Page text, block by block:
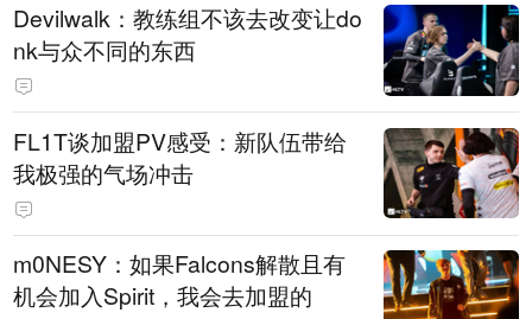
Devilwalk：教练组不该去改变让do
nk与众不同的东西
FL1T谈加盟PV感受：新队伍带给
我极强的气场冲击
m0NESY：如果Falcons解散且有
机会加入Spirit，我会去加盟的